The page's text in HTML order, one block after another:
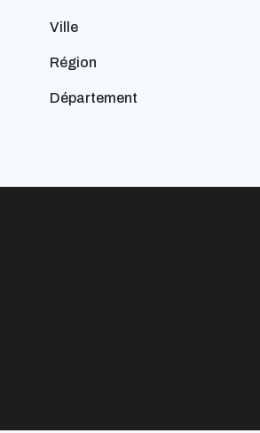
Ville
Région
Département